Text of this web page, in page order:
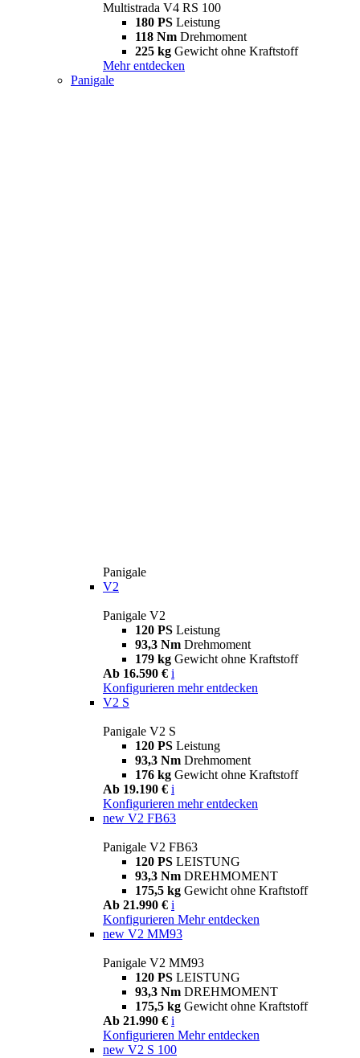
Multistrada V4 RS 100
180 PS Leistung
118 Nm Drehmoment
225 kg Gewicht ohne Kraftstoff
Mehr entdecken
Panigale
Panigale
V2
Panigale V2
120 PS Leistung
93,3 Nm Drehmoment
179 kg Gewicht ohne Kraftstoff
Ab 16.590 € i
Konfigurieren mehr entdecken
V2 S
Panigale V2 S
120 PS Leistung
93,3 Nm Drehmoment
176 kg Gewicht ohne Kraftstoff
Ab 19.190 € i
Konfigurieren mehr entdecken
new V2 FB63
Panigale V2 FB63
120 PS LEISTUNG
93,3 Nm DREHMOMENT
175,5 kg Gewicht ohne Kraftstoff
Ab 21.990 € i
Konfigurieren Mehr entdecken
new V2 MM93
Panigale V2 MM93
120 PS LEISTUNG
93,3 Nm DREHMOMENT
175,5 kg Gewicht ohne Kraftstoff
Ab 21.990 € i
Konfigurieren Mehr entdecken
new V2 S 100